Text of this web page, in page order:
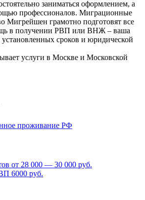
заниматься оформлением, а
профессионалов. Миграционные
Мигрейшен грамотно подготовят все
в получении РВП или ВНЖ – ваша
сроков и юридической
услуги в Москве и Московской
проживание РФ
от 28 000 — 30 000 руб.
6000 руб.